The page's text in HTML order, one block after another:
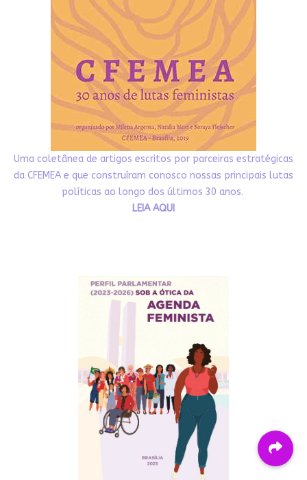
Uma coletânea de artigos escritos por parceiras estratégicas
da CFEMEA e que construíram conosco nossas principais lutas
políticas ao longo dos últimos 30 anos.
LEIA AQUI